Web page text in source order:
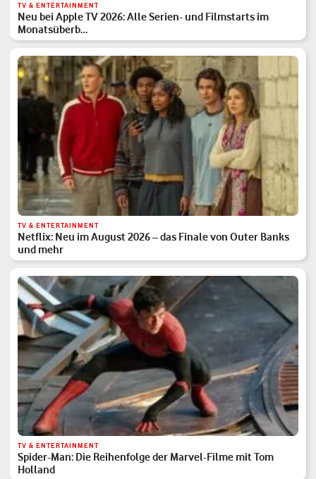
TV & ENTERTAINMENT
Neu bei Apple TV 2026: Alle Serien- und Filmstarts im
Monatsüberb…
TV & ENTERTAINMENT
Netflix: Neu im August 2026 – das Finale von Outer Banks
und mehr
TV & ENTERTAINMENT
Spider-Man: Die Reihenfolge der Marvel-Filme mit Tom
Holland